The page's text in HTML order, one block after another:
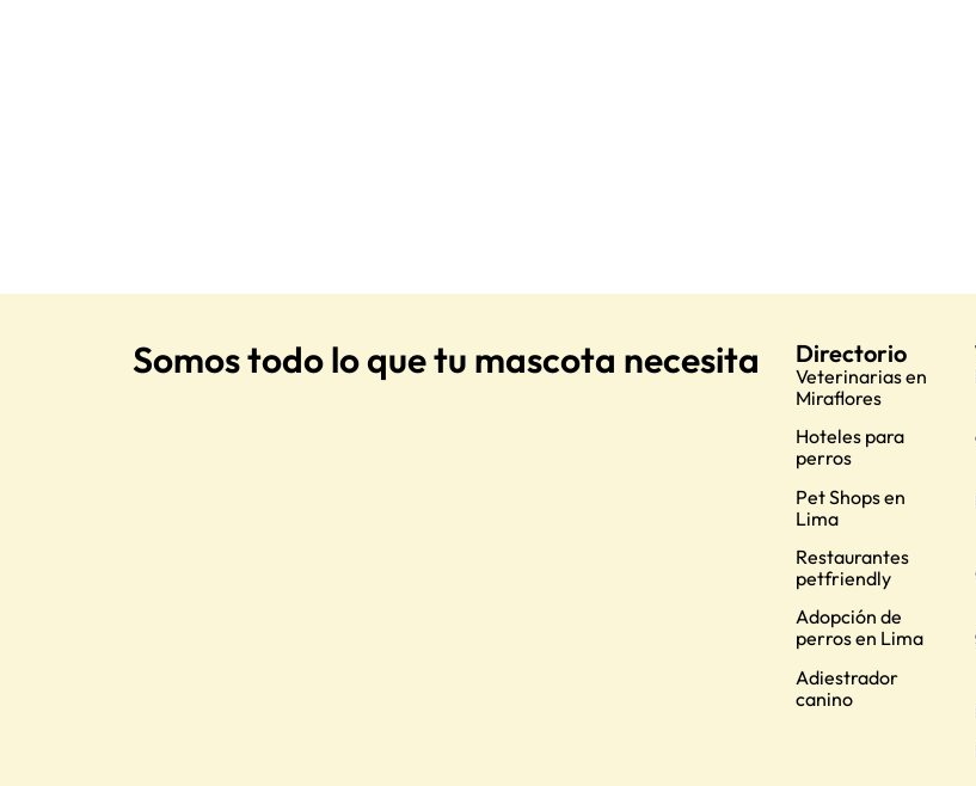
Somos todo lo que tu mascota necesita Directorio
Veterinarias en
Miraflores
Hoteles para
perros
Pet Shops en
Lima
Restaurantes
petfriendly
Adopción de
perros en Lima
Adiestrador
canino